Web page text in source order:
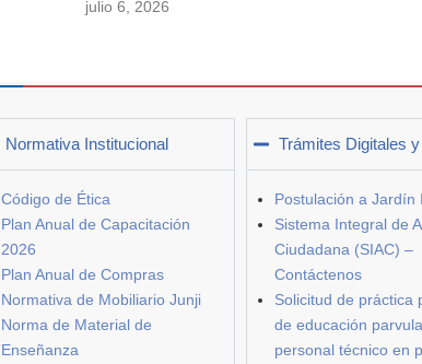
julio 6, 2026
Normativa Institucional
Código de Ética
Plan Anual de Capacitación
2026
Plan Anual de Compras
Normativa de Mobiliario Junji
Norma de Material de
Enseñanza
Trámites Digitales
Postulación a Jardín
Sistema Integral de
Ciudadana (SIAC) –
Contáctenos
Solicitud de práctica
de educación
personal técnico en